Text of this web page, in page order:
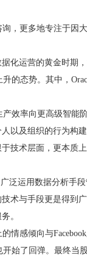
，更多地专注于
化运营的黄金时期
态势。其中，
效率向更高级智
以及组织的行为构
技术层面，更本
运用数据分析手
术与手段更是得
。
感倾向与
始了回弹。最终